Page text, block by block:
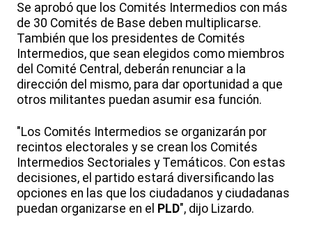
Se aprobó que los Comités Intermedios con más
de 30 Comités de Base deben multiplicarse.
También que los presidentes de Comités
Intermedios, que sean elegidos como miembros
del Comité Central, deberán renunciar a la
dirección del mismo, para dar oportunidad a que
otros militantes puedan asumir esa función.
"Los Comités Intermedios se organizarán por
recintos electorales y se crean los Comités
Intermedios Sectoriales y Temáticos. Con estas
decisiones, el partido estará diversificando las
opciones en las que los ciudadanos y ciudadanas
puedan organizarse en el PLD", dijo Lizardo.